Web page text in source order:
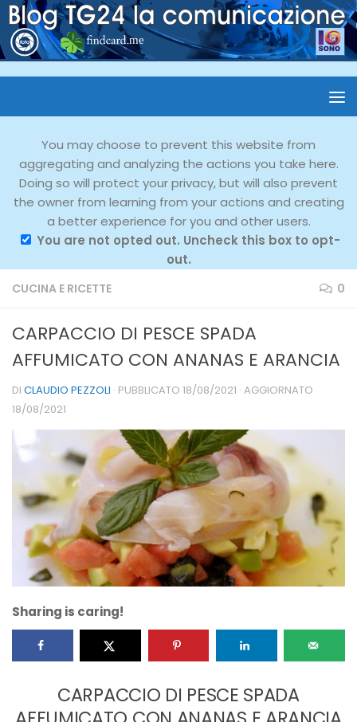
You may choose to prevent this website from
aggregating and analyzing the actions you take here.
Doing so will protect your privacy, but will also prevent
the owner from learning from your actions and creating
a better experience for you and other users.
You are not opted out. Uncheck this box to opt-
out.
CUCINA E RICETTE 0
CARPACCIO DI PESCE SPADA
AFFUMICATO CON ANANAS E ARANCIA
DI CLAUDIO PEZZOLI · PUBBLICATO 18/08/2021 · AGGIORNATO
18/08/2021
Sharing is caring!
CARPACCIO DI PESCE SPADA